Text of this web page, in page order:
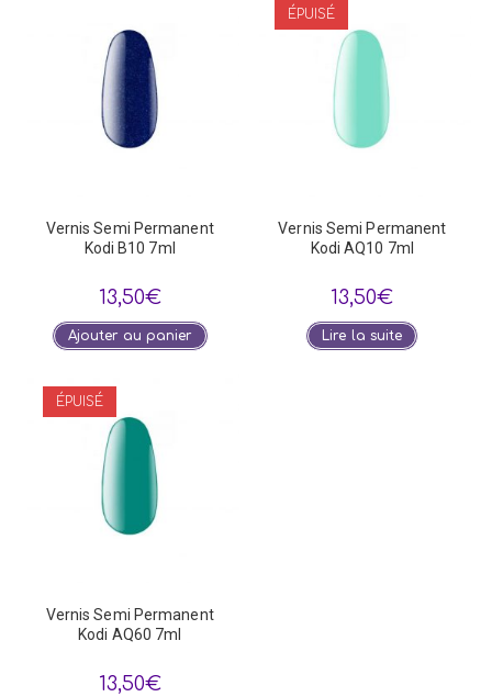
Vernis Semi Permanent
Kodi B10 7ml
13,50€
Ajouter au panier
ÉPUISÉ
Vernis Semi Permanent
Kodi AQ10 7ml
13,50€
Lire la suite
ÉPUISÉ
Vernis Semi Permanent
Kodi AQ60 7ml
13,50€